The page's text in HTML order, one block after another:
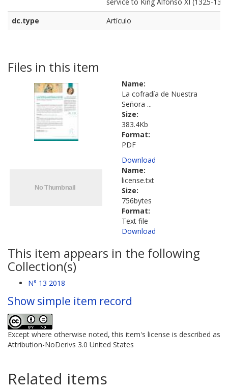
service to King Alfonso XI (1325-
dc.type
Artículo
Files in this item
Name:
La cofradía de Nuestra
Señora ...
Size:
383.4Kb
Format:
PDF
Download
Name:
license.txt
Size:
756bytes
Format:
Text file
Download
This item appears in the following
Collection(s)
N° 13 2018
Show simple item record
Except where otherwise noted, this item's license is described as
Attribution-NoDerivs 3.0 United States
Related items